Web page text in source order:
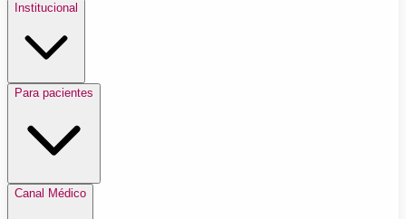
Institucional
Para pacientes
Canal Médico